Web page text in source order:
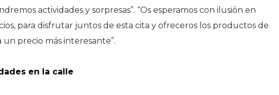
actividades y sorpresas”. “Os esperamos con ilusión en
para disfrutar juntos de esta cita y ofreceros los productos de
precio más interesante”.
en la calle